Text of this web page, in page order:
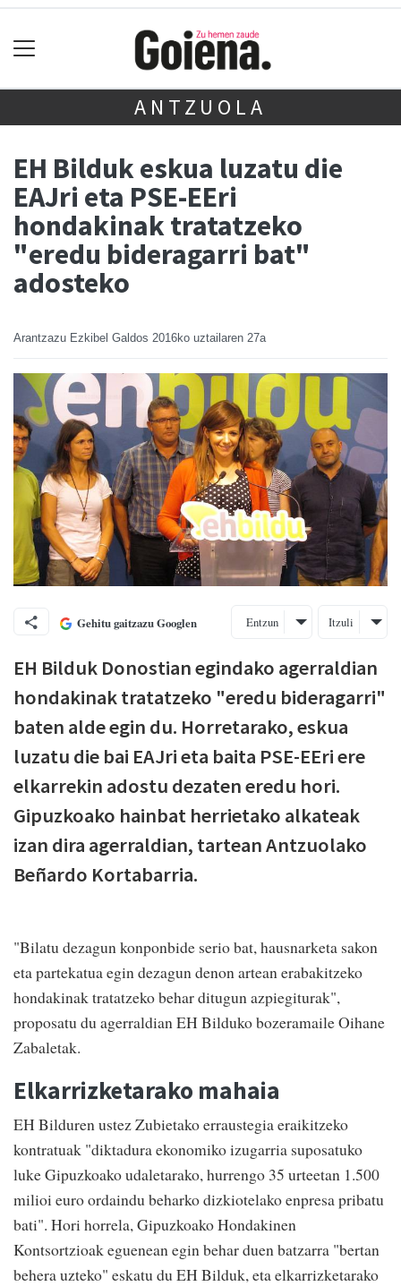
ANTZUOLA
EH Bilduk eskua luzatu die
EAJri eta PSE-EEri
hondakinak tratatzeko
"eredu bideragarri bat"
adosteko
Arantzazu Ezkibel Galdos 2016ko uztailaren 27a
Gehitu gaitzazu Googlen Entzun Itzuli
EH Bilduk Donostian egindako agerraldian
hondakinak tratatzeko "eredu bideragarri"
baten alde egin du. Horretarako, eskua
luzatu die bai EAJri eta baita PSE-EEri ere
elkarrekin adostu dezaten eredu hori.
Gipuzkoako hainbat herrietako alkateak
izan dira agerraldian, tartean Antzuolako
Beñardo Kortabarria.
"Bilatu dezagun konponbide serio bat, hausnarketa sakon
eta partekatua egin dezagun denon artean erabakitzeko
hondakinak tratatzeko behar ditugun azpiegiturak",
proposatu du agerraldian EH Bilduko bozeramaile Oihane
Zabaletak.
Elkarrizketarako mahaia
EH Bilduren ustez Zubietako erraustegia eraikitzeko
kontratuak "diktadura ekonomiko izugarria suposatuko
luke Gipuzkoako udaletarako, hurrengo 35 urteetan 1.500
milioi euro ordaindu beharko dizkiotelako enpresa pribatu
bati". Hori horrela, Gipuzkoako Hondakinen
Kontsortzioak eguenean egin behar duen batzarra "bertan
behera uzteko" eskatu du EH Bilduk, eta elkarrizketarako